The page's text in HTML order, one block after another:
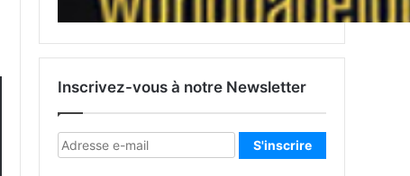
Inscrivez-vous à notre Newsletter